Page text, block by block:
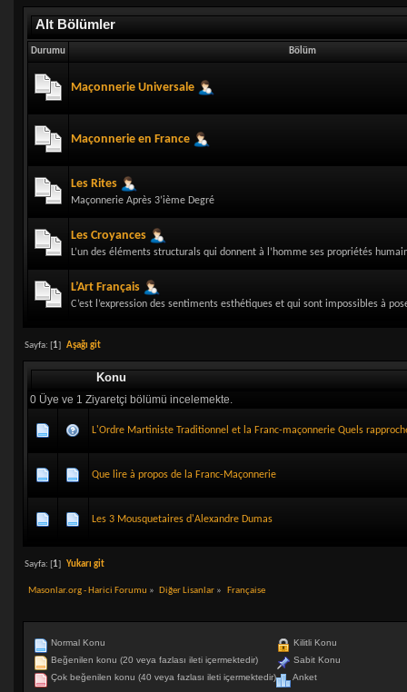
Alt Bölümler
Durumu Bölüm
Maçonnerie Universale
Maçonnerie en France
Les Rites
Maçonnerie Après 3’ième Degré
Les Croyances
L’un des éléments structurals qui donnent à l’homme ses propriétés
L’Art Français
C’est l’expression des sentiments esthétiques et qui sont impossibles à
Sayfa: [1] Aşağı git
Konu
0 Üye ve 1 Ziyaretçi bölümü incelemekte.
L'Ordre Martiniste Traditionnel et la Franc-maçonnerie Quels
Que lire à propos de la Franc-Maçonnerie
Les 3 Mousquetaires d'Alexandre Dumas
Sayfa: [1] Yukarı git
Masonlar.org - Harici Forumu » Diğer Lisanlar » Française
Normal Konu
Beğenilen konu (20 veya fazlası ileti içermektedir)
Çok beğenilen konu (40 veya fazlası ileti içermektedir)
Kilitli Konu
Sabit Konu
Anket